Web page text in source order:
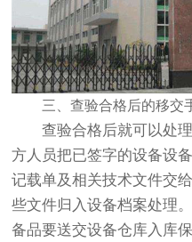
三、查验合格后的移交
查验合格后就可以处理
方人员把已签字的设备设
记载单及相关技术文件交
些文件归入设备档案处理
备品要送交设备仓库入库保